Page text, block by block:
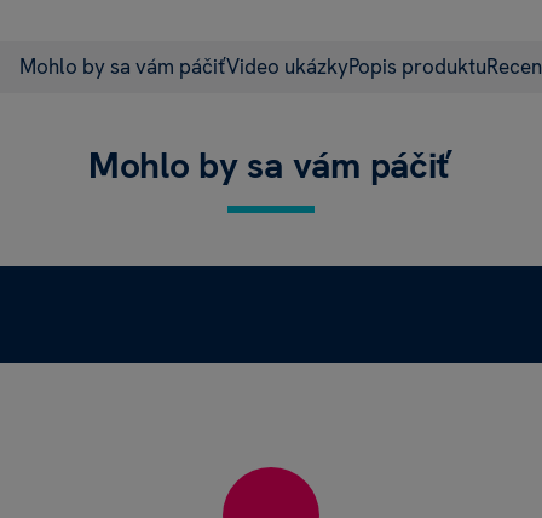
Mohlo by sa vám páčiťVideo ukázkyPopis produktu
Mohlo by sa vám páčiť